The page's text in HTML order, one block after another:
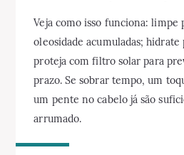
Veja como isso funciona: limpe
oleosidade acumuladas; hidrate
proteja com filtro solar para
prazo. Se sobrar tempo, um
um pente no cabelo já são
arrumado.